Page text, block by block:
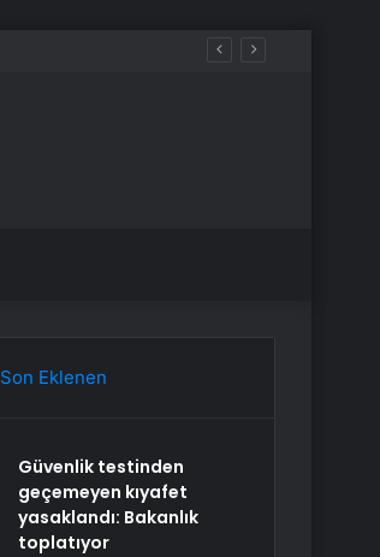
Son Eklenen
Güvenlik testinden
geçemeyen kıyafet
yasaklandı: Bakanlık
toplatıyor